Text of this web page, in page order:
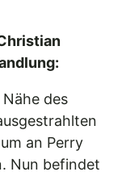
des
an Perry
Nun befindet